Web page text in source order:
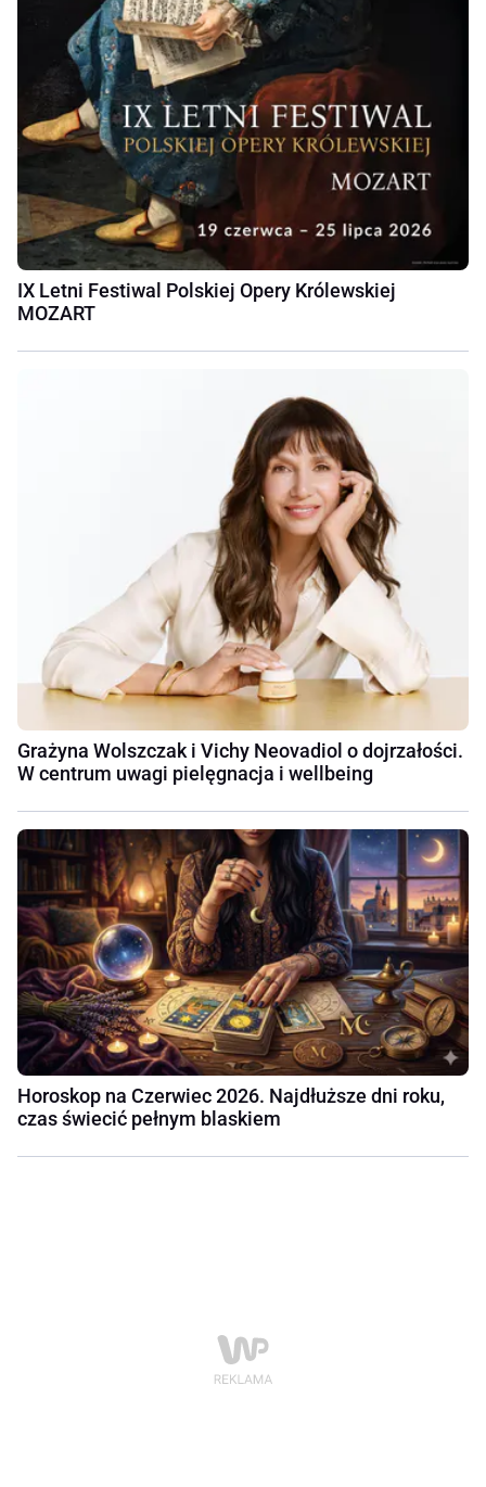
IX Letni Festiwal Polskiej Opery Królewskiej
MOZART
Grażyna Wolszczak i Vichy Neovadiol o dojrzałości.
W centrum uwagi pielęgnacja i wellbeing
Horoskop na Czerwiec 2026. Najdłuższe dni roku,
czas świecić pełnym blaskiem